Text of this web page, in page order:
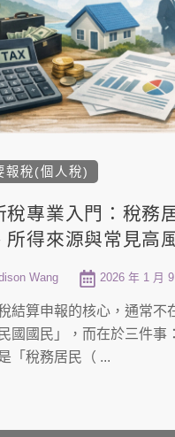
報稅(個人稅)
稅專業入門：稅務
所得來源與常見高
Wang 2026 年 1 月 9
結算申報的核心，通常不
國國民」，而在於三件事
「稅務居民（ ...